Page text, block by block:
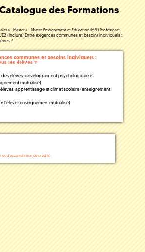
Catalogue des Formations
Master
Master Enseignement et Education (M2E) Professorat
(Inclure) Entre exigences communes et besoins individuels :
?
communes et besoins individuels :
les élèves ?
des élèves, développement psychologique et
mutualisé)
élèves, apprentissage et climat scolaire (enseignement
l'élève (enseignement mutualisé)
et d'accumulation de crédits)